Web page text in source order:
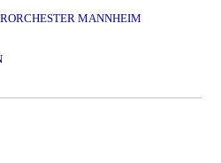
MANNHEIM